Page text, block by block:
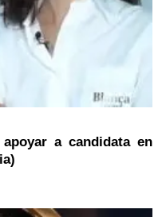
a candidata en